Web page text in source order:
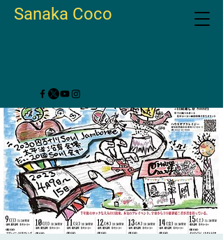
Sanaka Coco